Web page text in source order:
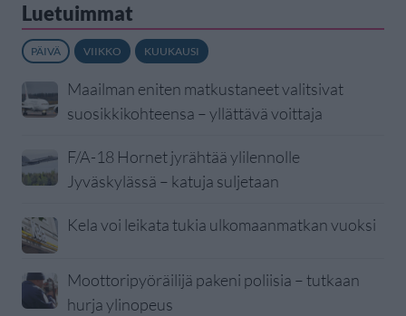
Luetuimmat
PÄIVÄ VIIKKO KUUKAUSI
Maailman eniten matkustaneet valitsivat
suosikkikohteensa – yllättävä voittaja
F/A-18 Hornet jyrähtää ylilennolle
Jyväskylässä – katuja suljetaan
Kela voi leikata tukia ulkomaanmatkan vuoksi
Moottoripyöräilijä pakeni poliisia – tutkaan
hurja ylinopeus